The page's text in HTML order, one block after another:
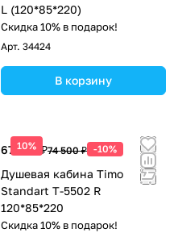
L (120*85*220)
Скидка 10% в подарок!
Арт. 34424
В корзину
10%
67 050 ₽74 500 ₽ -10%
Душевая кабина Timo
Standart Т-5502 R
120*85*220
Скидка 10% в подарок!